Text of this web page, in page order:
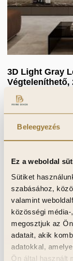
Beleegyezés
Ez a weboldal
Sütiket
szabásához,
valamint
közösségi
megosztjuk az
adatait, akik
adatokkal,
Ön által használt
3D Light Gray
Végteleníthető,
16 950
Kosárba